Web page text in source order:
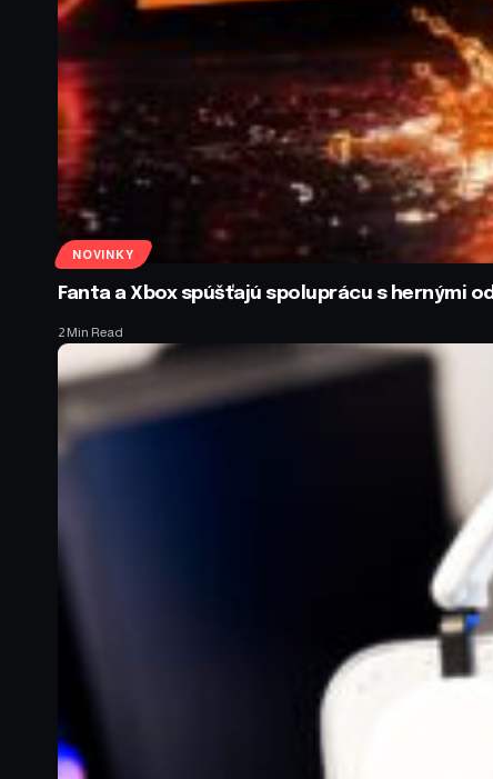
NOVINKY
Fanta a Xbox spúšťajú spoluprácu s hernými
2 Min Read